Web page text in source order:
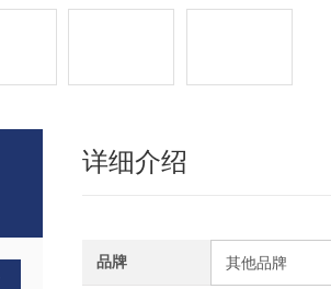
详细介绍
品牌 其他品牌